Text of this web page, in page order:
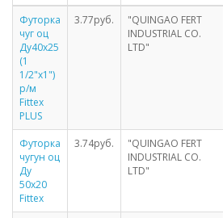
Футорка
чуг оц
Ду40х25
(1
1/2"х1")
р/м
Fittex
PLUS
3.77руб.
"QUINGAO FERT
INDUSTRIAL CO.
LTD"
Футорка
чугун оц
Ду
50х20
Fittex
3.74руб.
"QUINGAO FERT
INDUSTRIAL CO.
LTD"